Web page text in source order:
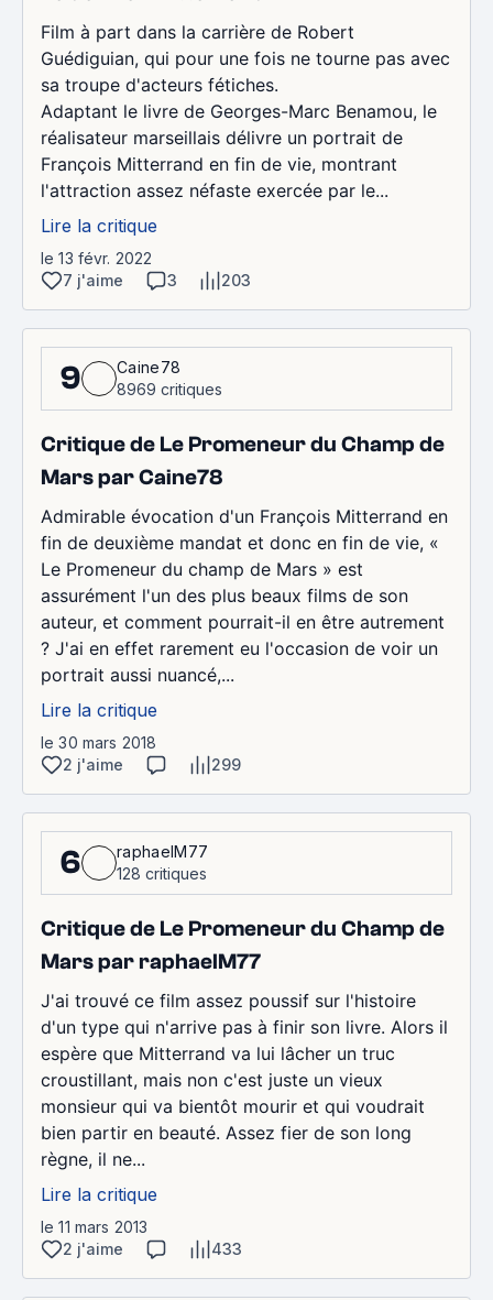
Film à part dans la carrière de Robert
Guédiguian, qui pour une fois ne tourne pas avec
sa troupe d'acteurs fétiches.
Adaptant le livre de Georges-Marc Benamou, le
réalisateur marseillais délivre un portrait de
François Mitterrand en fin de vie, montrant
l'attraction assez néfaste exercée par le...
Lire la critique
le 13 févr. 2022
7 j'aime
3 203
9
Caine78
8969 critiques
Critique de Le Promeneur du Champ de
Mars par Caine78
Admirable évocation d'un François Mitterrand en
fin de deuxième mandat et donc en fin de vie, «
Le Promeneur du champ de Mars » est
assurément l'un des plus beaux films de son
auteur, et comment pourrait-il en être autrement
? J'ai en effet rarement eu l'occasion de voir un
portrait aussi nuancé,...
Lire la critique
le 30 mars 2018
2 j'aime
299
6
raphaelM77
128 critiques
Critique de Le Promeneur du Champ de
Mars par raphaelM77
J'ai trouvé ce film assez poussif sur l'histoire
d'un type qui n'arrive pas à finir son livre. Alors il
espère que Mitterrand va lui lâcher un truc
croustillant, mais non c'est juste un vieux
monsieur qui va bientôt mourir et qui voudrait
bien partir en beauté. Assez fier de son long
règne, il ne...
Lire la critique
le 11 mars 2013
2 j'aime
433